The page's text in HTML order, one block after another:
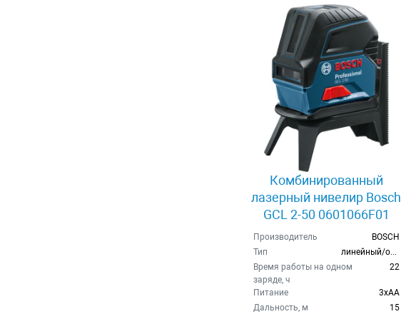
Комбинированный
лазерный нивелир Bosch
GCL 2-50 0601066F01
Производитель
BOSCH
Тип
линейный/отвес
Время работы на одном
заряде, ч
22
Питание
3xAA
Дальность, м
15